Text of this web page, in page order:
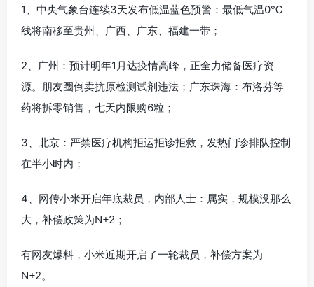
1、中央气象台连续3天发布低温蓝色预警：最低气温0℃
线将南移至贵州、广西、广东、福建一带；
2、广州：预计明年1月达疫情高峰，正全力储备医疗资
源。朋友圈倒卖抗原检测试剂违法；广东珠海：布洛芬等
药将拆零销售，七天内限购6粒；
3、北京：严禁医疗机构拒运拒诊拒救，发热门诊排队控制
在半小时内；
4、网传小米开启年底裁员，内部人士：属实，规模没那么
大，补偿政策为N+2；
有网友爆料，小米近期开启了一轮裁员，补偿方案为
N+2。